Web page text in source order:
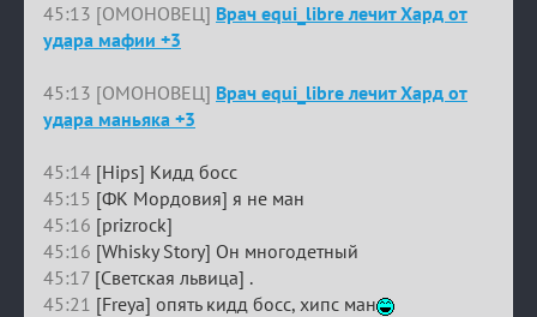
45:13 [ОМОНОВЕЦ] Врач equi_libre лечит Хард от
удара мафии +3
45:13 [ОМОНОВЕЦ] Врач equi_libre лечит Хард от
удара маньяка +3
45:14 [Hips] Кидд босс
45:15 [ФК Мордовия] я не ман
45:16 [prizrock]
45:16 [Whisky Story] Он многодетный
45:17 [Светская львица] .
45:21 [Freya] опять кидд босс, хипс ман